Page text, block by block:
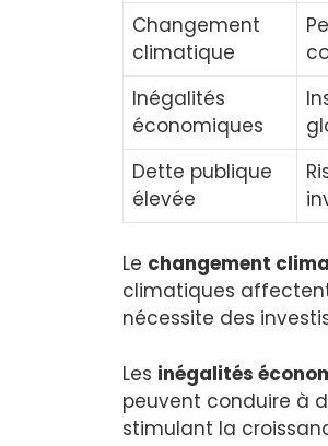
Changement
climatique
Inégalités
économiques
Dette publique
élevée
Le changement
climatiques
nécessite des
Les inégalités
peuvent conduire à
stimulant la